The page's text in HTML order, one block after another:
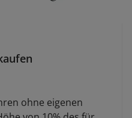
ohne eigenen